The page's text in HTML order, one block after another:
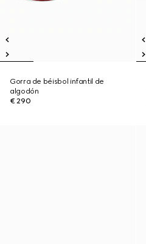
Gorra de béisbol infantil de
algodón
€ 290